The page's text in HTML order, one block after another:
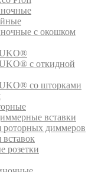
с окошком
с откидной
со шторками
вставки
роторных диммеров
розетки